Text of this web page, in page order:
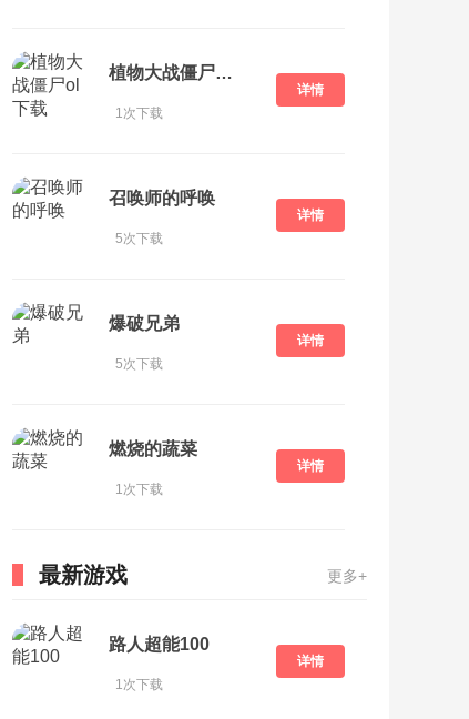
植物大战僵尸ol下载
1次下载
详情
召唤师的呼唤
5次下载
详情
爆破兄弟
5次下载
详情
燃烧的蔬菜
1次下载
详情
最新游戏 更多+
路人超能100
1次下载
详情